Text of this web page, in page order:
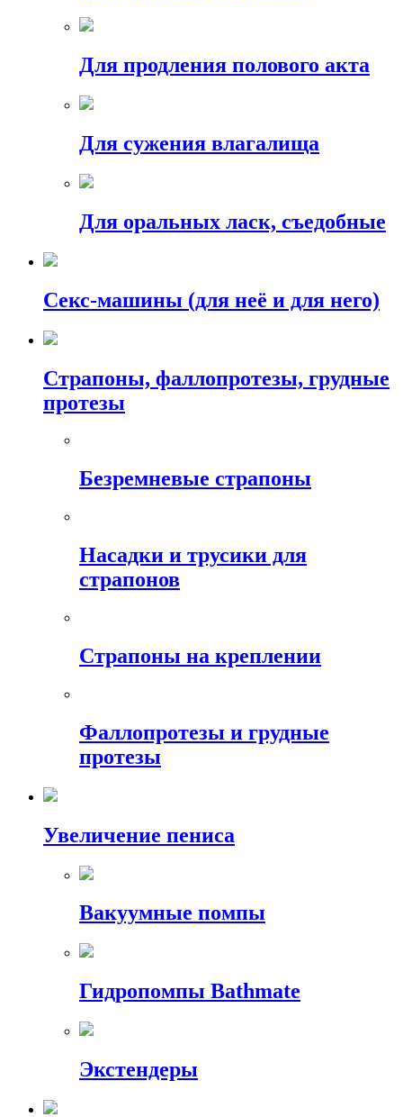
Для продления полового акта
Для сужения влагалища
Для оральных ласк, съедобные
Секс-машины (для неё и для него)
Страпоны, фаллопротезы, грудные
протезы
Безремневые страпоны
Насадки и трусики для
страпонов
Страпоны на креплении
Фаллопротезы и грудные
протезы
Увеличение пениса
Вакуумные помпы
Гидропомпы Bathmate
Экстендеры